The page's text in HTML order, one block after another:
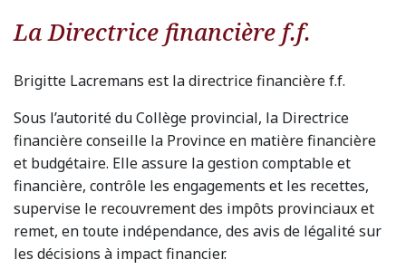
La Directrice financière f.f.
Brigitte Lacremans est la directrice financière f.f.
Sous l’autorité du Collège provincial, la Directrice
financière conseille la Province en matière financière
et budgétaire. Elle assure la gestion comptable et
financière, contrôle les engagements et les recettes,
supervise le recouvrement des impôts provinciaux et
remet, en toute indépendance, des avis de légalité sur
les décisions à impact financier.